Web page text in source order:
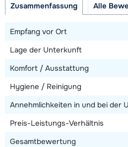
Entfernung zur Skibushaltestelle
Zusammenfassung Alle
Empfang vor Ort
Lage der Unterkunft
Komfort / Ausstattung
Hygiene / Reinigung
Annehmlichkeiten in und bei der
Preis-Leistungs-Verhältnis
Gesamtbewertung